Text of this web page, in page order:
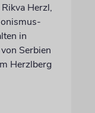
Herzl,
in
Serbien
Herzlberg